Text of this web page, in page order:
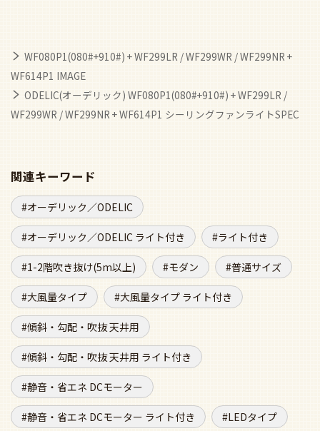
WF080P1(080#+910#) + WF299LR / WF299WR / WF299NR +
WF614P1 IMAGE
ODELIC(オーデリック) WF080P1(080#+910#) + WF299LR /
WF299WR / WF299NR + WF614P1 シーリングファンライトSPEC
関連キーワード
オーデリック／ODELIC
オーデリック／ODELIC ライト付き ライト付き
1-2階吹き抜け(5m以上) モダン 普通サイズ
大風量タイプ 大風量タイプ ライト付き
傾斜・勾配・吹抜 天井用
傾斜・勾配・吹抜 天井用 ライト付き
静音・省エネ DCモーター
静音・省エネ DCモーター ライト付き LEDタイプ